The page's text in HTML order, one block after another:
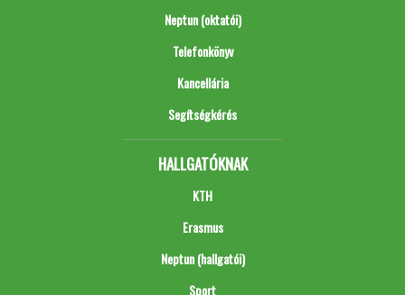
Neptun (oktatói)
Telefonkönyv
Kancellária
Segítségkérés
HALLGATÓKNAK
KTH
Erasmus
Neptun (hallgatói)
Sport